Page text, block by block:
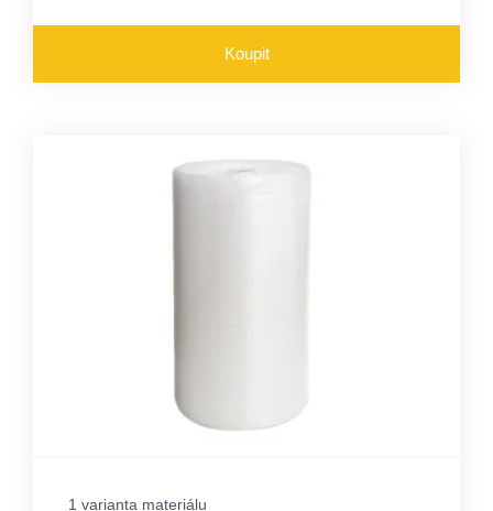
Koupit
1 varianta materiálu